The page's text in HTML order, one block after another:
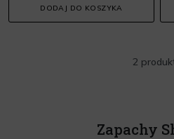
DODAJ DO KOSZYKA
2
Zapachy